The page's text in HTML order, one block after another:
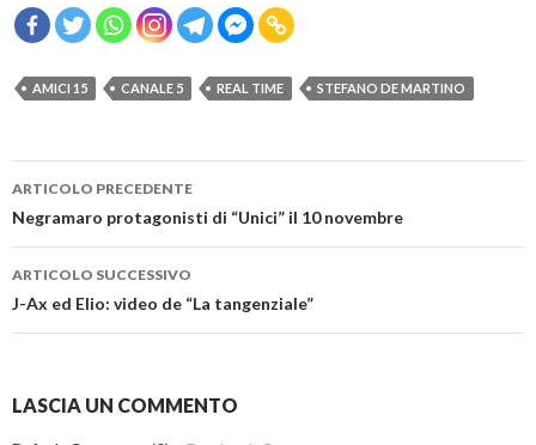
AMICI 15 CANALE 5 REAL TIME STEFANO DE MARTINO
Navigazione
articolo
ARTICOLO PRECEDENTE
Negramaro protagonisti di “Unici” il 10 novembre
ARTICOLO SUCCESSIVO
J-Ax ed Elio: video de “La tangenziale”
LASCIA UN COMMENTO